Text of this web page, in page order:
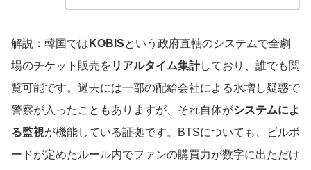
解説：韓国では KOBISという政府直轄のシステムで全劇
場のチケット販売を リアルタイム集計しており、誰でも閲
覧可能です。過去には一部の配給会社による水増し疑惑で
警察が入ったこともありますが、それ自体がシステムによ
る監視が機能している証拠です。BTSについても、ビルボ
ードが定めたルール内でファンの購買力が数字に出ただけ